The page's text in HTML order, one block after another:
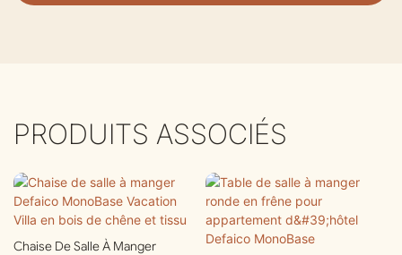
PRODUITS ASSOCIÉS
Chaise De Salle À Manger